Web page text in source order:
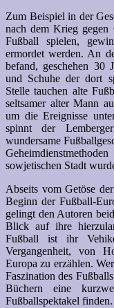
Zum Beispiel in der
nach dem Krieg gegen
Fußball spielen,
ermordet werden. An
befand, geschehen 30
und Schuhe der dort
Stelle tauchen alte
seltsamer alter Mann
um die Ereignisse
spinnt der
wundersame
sowjetischen Stadt
Abseits vom Getöse
Beginn der Fußball-
gelingt den Autoren
Blick auf ihre
Fußball ist ihr
Vergangenheit, von
Europa zu erzählen.
Faszination des
Büchern eine
Fußballspektakel finden.